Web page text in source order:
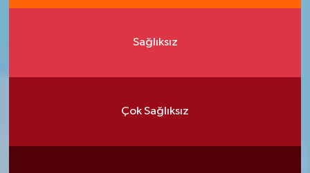
Sağlıksız
Çok Sağlıksız